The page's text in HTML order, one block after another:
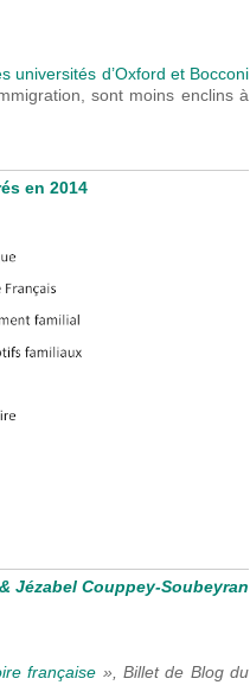
universités d’Oxford et Bocconi
sont moins enclins à
en 2014
& Jézabel Couppey-Soubeyran
française »,Billet de Blog du